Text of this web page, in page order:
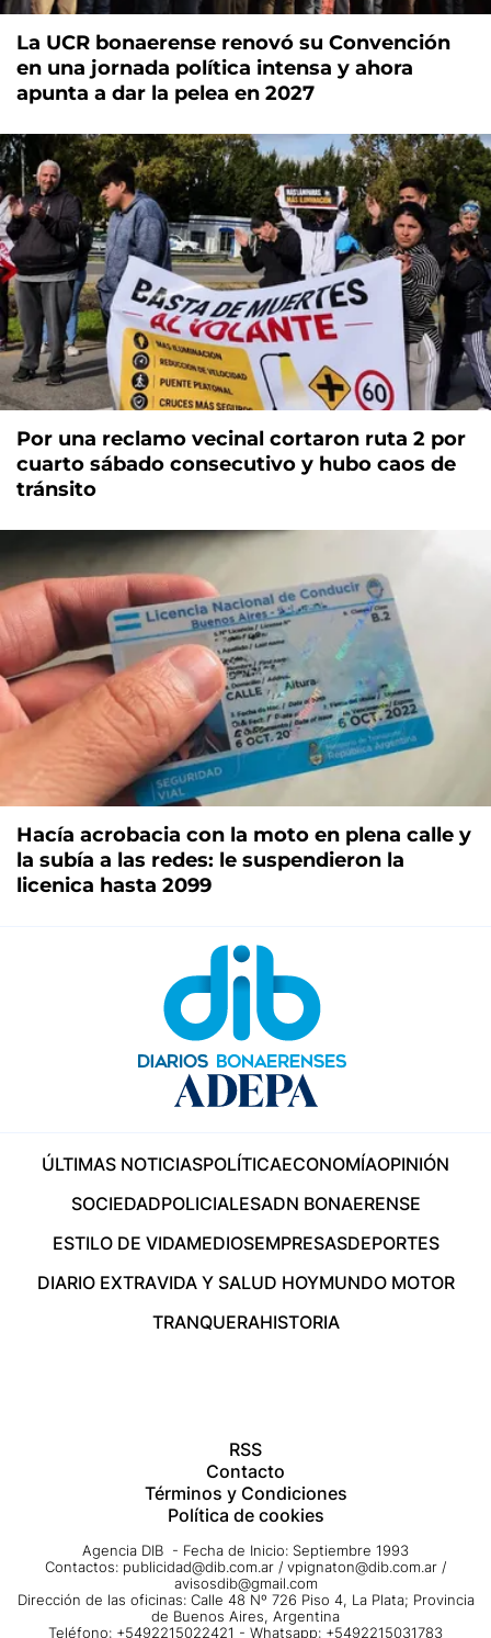
La UCR bonaerense renovó su Convención
en una jornada política intensa y ahora
apunta a dar la pelea en 2027
Por una reclamo vecinal cortaron ruta 2 por
cuarto sábado consecutivo y hubo caos de
tránsito
Hacía acrobacia con la moto en plena calle y
la subía a las redes: le suspendieron la
licenica hasta 2099
ÚLTIMAS NOTICIASPOLÍTICAECONOMÍAOPINIÓN
SOCIEDADPOLICIALESADN BONAERENSE
ESTILO DE VIDAMEDIOSEMPRESASDEPORTES
DIARIO EXTRAVIDA Y SALUD HOYMUNDO MOTOR
TRANQUERAHISTORIA
RSS
Contacto
Términos y Condiciones
Política de cookies
Agencia DIB - Fecha de Inicio: Septiembre 1993
Contactos: publicidad@dib.com.ar / vpignaton@dib.com.ar /
avisosdib@gmail.com
Dirección de las oficinas: Calle 48 Nº 726 Piso 4, La Plata; Provincia
de Buenos Aires, Argentina
Teléfono: +5492215022421 - Whatsapp: +5492215031783